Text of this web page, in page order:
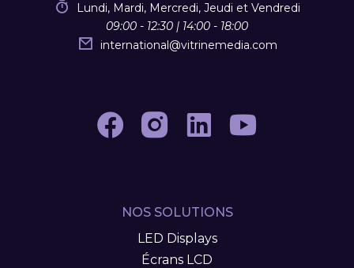
Lundi, Mardi, Mercredi, Jeudi et Vendredi
09:00 - 12:30 | 14:00 - 18:00
international@vitrinemedia.com
NOS SOLUTIONS
LED Displays
Écrans LCD